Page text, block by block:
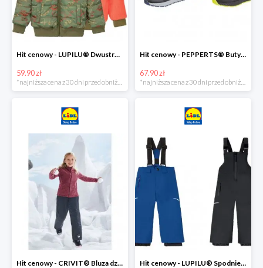
Hit cenowy - LUPILU® Dwustronna kurtka dziecięca z polarem
59.90 zł
*najniższa cena z 30 dni przed obniżką
Hit cenowy - PEPPERTS® Buty zimowe chłopięce
67.90 zł
*najniższa cena z 30 dni przed obniżką
Hit cenowy - CRIVIT® Bluza dziewczęca z polaru Hit cenowy - LUPILU® Spodnie narciarskie chłopięce